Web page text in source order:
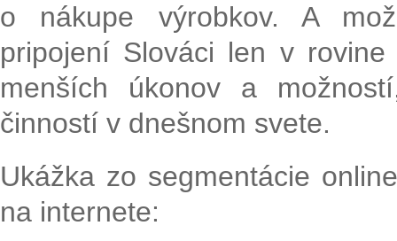
o nákupe výrobkov. A
pripojení Slováci len v
menších úkonov a
činností v dnešnom svete.
Ukážka zo segmentácie
na internete: